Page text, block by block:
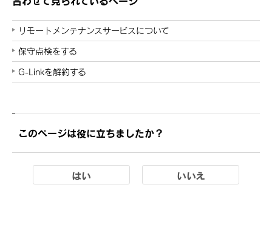
リモートメンテナンスサービスについて
保守点検をする
G-Linkを解約する
このページは役に立ちましたか？
はい いいえ